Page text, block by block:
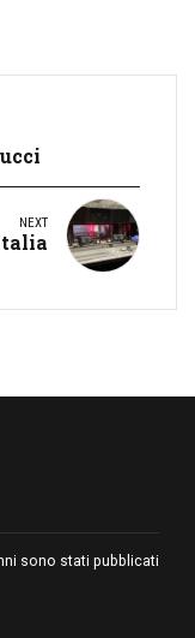
NEXT
sono stati pubblicati